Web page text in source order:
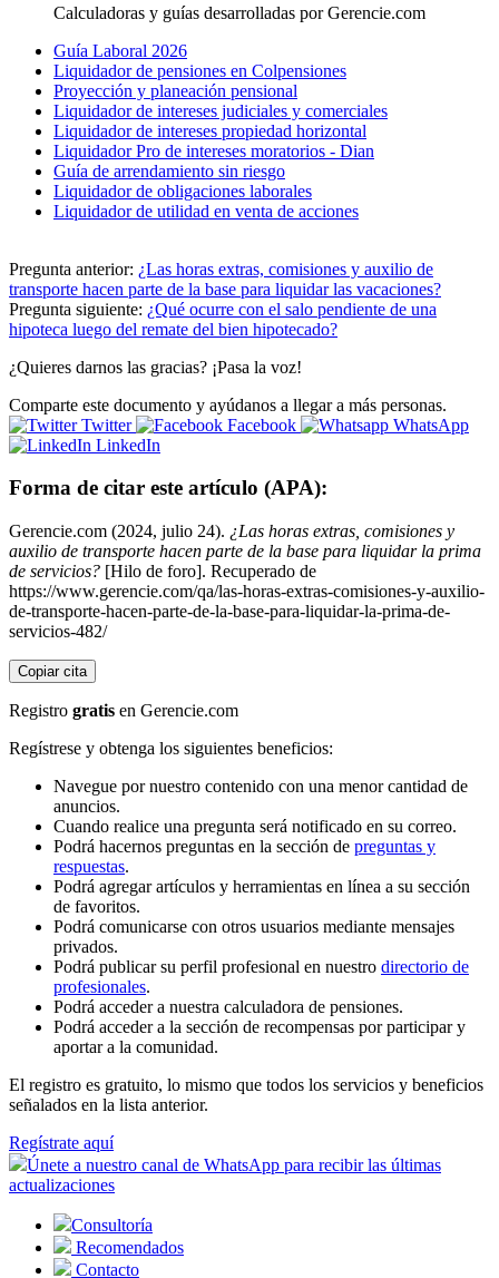
Calculadoras y guías desarrolladas por Gerencie.com
Guía Laboral 2026
Liquidador de pensiones en Colpensiones
Proyección y planeación pensional
Liquidador de intereses judiciales y comerciales
Liquidador de intereses propiedad horizontal
Liquidador Pro de intereses moratorios - Dian
Guía de arrendamiento sin riesgo
Liquidador de obligaciones laborales
Liquidador de utilidad en venta de acciones
Pregunta anterior: ¿Las horas extras, comisiones y auxilio de
transporte hacen parte de la base para liquidar las vacaciones?
Pregunta siguiente: ¿Qué ocurre con el salo pendiente de una
hipoteca luego del remate del bien hipotecado?
¿Quieres darnos las gracias? ¡Pasa la voz!
Comparte este documento y ayúdanos a llegar a más personas.
Twitter
Facebook
WhatsApp
LinkedIn
Forma de citar este artículo (APA):
Gerencie.com (2024, julio 24). ¿Las horas extras, comisiones y
auxilio de transporte hacen parte de la base para liquidar la prima
de servicios? [Hilo de foro]. Recuperado de
https://www.gerencie.com/qa/las-horas-extras-comisiones-y-auxilio-
de-transporte-hacen-parte-de-la-base-para-liquidar-la-prima-de-
servicios-482/
Copiar cita
Registro gratis en Gerencie.com
Regístrese y obtenga los siguientes beneficios:
Navegue por nuestro contenido con una menor cantidad de
anuncios.
Cuando realice una pregunta será notificado en su correo.
Podrá hacernos preguntas en la sección de preguntas y
respuestas.
Podrá agregar artículos y herramientas en línea a su sección
de favoritos.
Podrá comunicarse con otros usuarios mediante mensajes
privados.
Podrá publicar su perfil profesional en nuestro directorio de
profesionales.
Podrá acceder a nuestra calculadora de pensiones.
Podrá acceder a la sección de recompensas por participar y
aportar a la comunidad.
El registro es gratuito, lo mismo que todos los servicios y beneficios
señalados en la lista anterior.
Regístrate aquí
Únete a nuestro canal de WhatsApp para recibir las últimas
actualizaciones
Consultoría
Recomendados
Contacto